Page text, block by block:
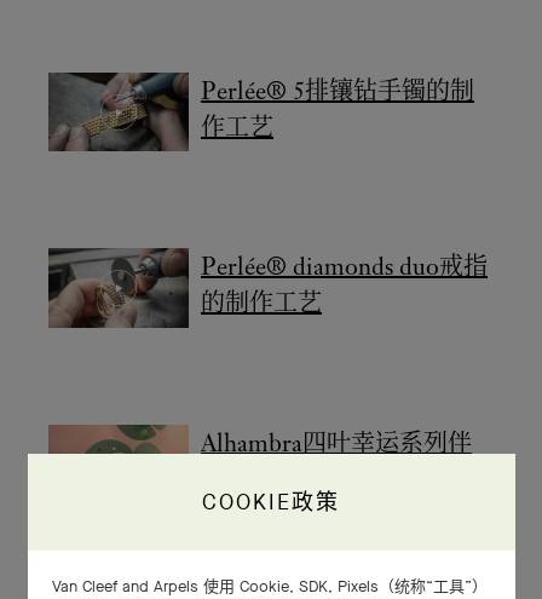
Perlée® 5排镶钻手镯的制
作工艺
Perlée® diamonds duo戒指
的制作工艺
Alhambra四叶幸运系列伴
COOKIE政策
Van Cleef and Arpels 使用 Cookie, SDK, Pixels（统称“工具”）